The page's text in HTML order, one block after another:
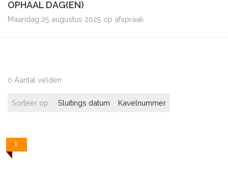
OPHAAL DAG(EN)
Maandag 25 augustus 2025 op afspraak
0 Aantal velden
Sorteer op: Sluitings datum Kavelnummer
1